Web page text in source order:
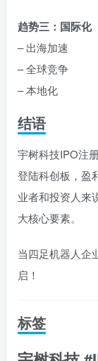
趋势三：国际化
– 出海加速
– 全球竞争
– 本地化
结语
宇树科技IPO注
登陆科创板，盈
业者和投资人来
大核心要素。
当四足机器人企
启！
标签